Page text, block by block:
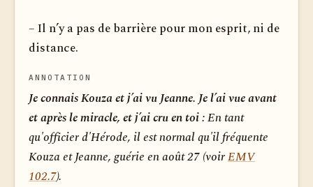
– Il n’y a pas de barrière pour mon esprit, ni de
distance.
ANNOTATION
Je connais Kouza et j’ai vu Jeanne. Je l’ai vue avant
et après le miracle, et j’ai cru en toi :En tant
qu'officier d'Hérode, il est normal qu'il fréquente
Kouza et Jeanne, guérie en août 27 (voirEMV
102.7).